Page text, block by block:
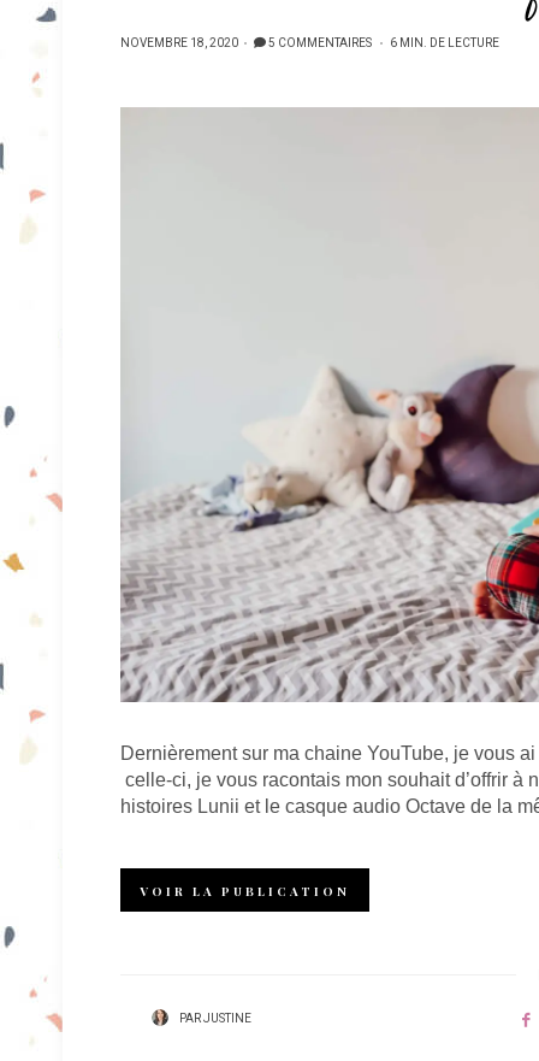
PUBLIÉ
NOVEMBRE 18, 2020 5 COMMENTAIRES 6 MIN. DE LECTURE
Dernièrement sur ma chaine YouTube, je vous
celle-ci, je vous racontais mon souhait d’offrir à
histoires Lunii et le casque audio Octave de la
VOIR LA PUBLICATION
PARJUSTINE